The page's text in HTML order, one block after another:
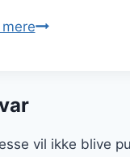
Kyllingelår
vil ikke blive